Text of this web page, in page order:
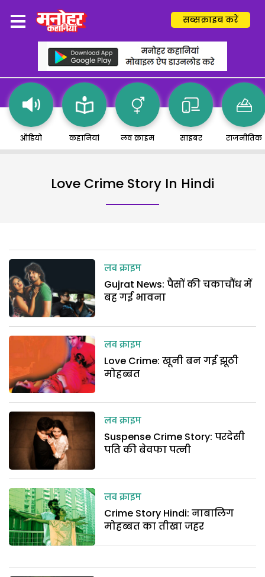
सब्सक्राइब करें
ऑडियो कहानियां लव क्राइम साइबर राजनीतिक
Love Crime Story In Hindi
लव क्राइम
Gujrat News: पैसों की चकाचौंध में
बह गई भावना
लव क्राइम
Love Crime: खूनी बन गई झूठी
मोहब्बत
लव क्राइम
Suspense Crime Story: परदेसी
पति की बेवफा पत्नी
लव क्राइम
Crime Story Hindi: नाबालिग
मोहब्बत का तीखा जहर